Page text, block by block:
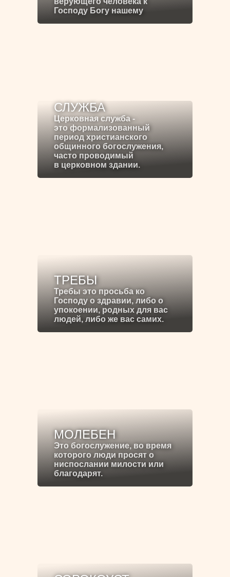
Господу Богу нашему
СЛУЖБА
Церковная служба -
это формализованный
период христианского
общинного богослужения,
часто проводимый
в церковном здании.
ТРЕБЫ
Требы это просьба ко
Господу о здравии, либо о
упокоении, родных для вас
людей, либо же вас самих.
МОЛЕБЕН
Это богослужение, во время
которого люди просят о
ниспослании милости или
благодарят.